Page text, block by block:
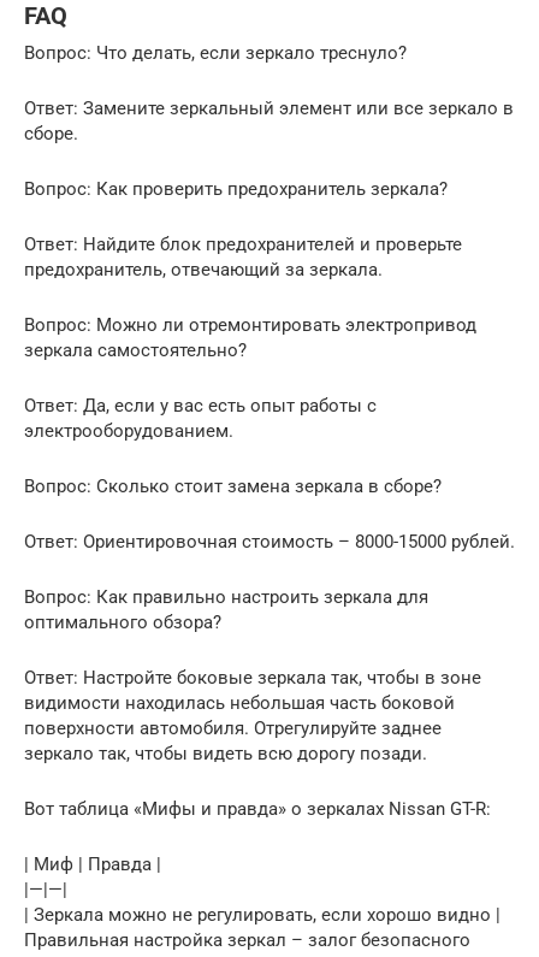
FAQ
Вопрос: Что делать, если зеркало треснуло?
Ответ: Замените зеркальный элемент или все зеркало в
сборе.
Вопрос: Как проверить предохранитель зеркала?
Ответ: Найдите блок предохранителей и проверьте
предохранитель, отвечающий за зеркала.
Вопрос: Можно ли отремонтировать электропривод
зеркала самостоятельно?
Ответ: Да, если у вас есть опыт работы с
электрооборудованием.
Вопрос: Сколько стоит замена зеркала в сборе?
Ответ: Ориентировочная стоимость – 8000-15000 рублей.
Вопрос: Как правильно настроить зеркала для
оптимального обзора?
Ответ: Настройте боковые зеркала так, чтобы в зоне
видимости находилась небольшая часть боковой
поверхности автомобиля. Отрегулируйте заднее
зеркало так, чтобы видеть всю дорогу позади.
Вот таблица «Мифы и правда» о зеркалах Nissan GT-R:
| Миф | Правда |
|—|—|
| Зеркала можно не регулировать, если хорошо видно |
Правильная настройка зеркал – залог безопасного